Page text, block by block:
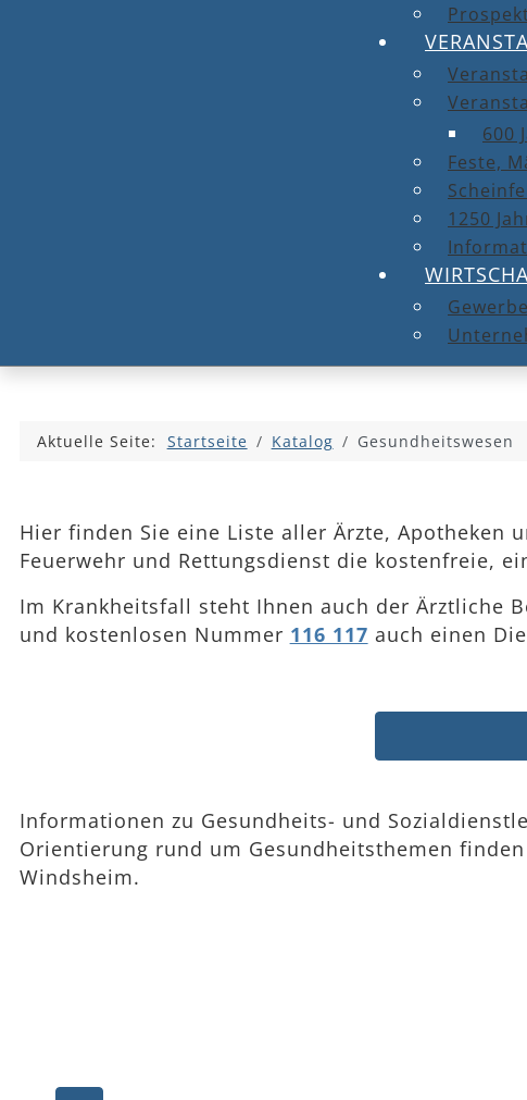
600
Feste,
1250
Aktuelle Seite: Startseite Katalog Gesundheitswesen
Hier finden Sie eine Liste aller Ärzte, Apotheken
Feuerwehr und Rettungsdienst die kostenfreie,
Im Krankheitsfall steht Ihnen auch der Ärztliche
und kostenlosen Nummer 116 117 auch einen
Informationen zu Gesundheits- und
Orientierung rund um Gesundheitsthemen
Windsheim.